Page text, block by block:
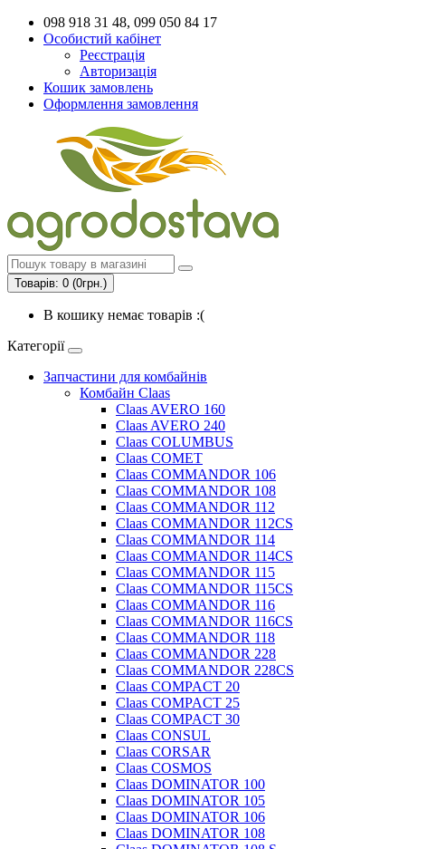
098 918 31 48, 099 050 84 17
Особистий кабінет
Реєстрація
Авторизація
Кошик замовлень
Оформлення замовлення
Товарів: 0 (0грн.)
В кошику немає товарів :(
Категорії
Запчастини для комбайнів
Комбайн Claas
Claas AVERO 160
Claas AVERO 240
Claas COLUMBUS
Claas COMET
Claas COMMANDOR 106
Claas COMMANDOR 108
Claas COMMANDOR 112
Claas COMMANDOR 112CS
Claas COMMANDOR 114
Claas COMMANDOR 114CS
Claas COMMANDOR 115
Claas COMMANDOR 115CS
Claas COMMANDOR 116
Claas COMMANDOR 116CS
Claas COMMANDOR 118
Claas COMMANDOR 228
Claas COMMANDOR 228CS
Claas COMPACT 20
Claas COMPACT 25
Claas COMPACT 30
Claas CONSUL
Claas CORSAR
Claas COSMOS
Claas DOMINATOR 100
Claas DOMINATOR 105
Claas DOMINATOR 106
Claas DOMINATOR 108